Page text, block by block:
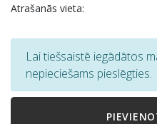
Atrašanās vieta:
Lai tiešsaistē iegādātos
nepieciešams pieslēgties.